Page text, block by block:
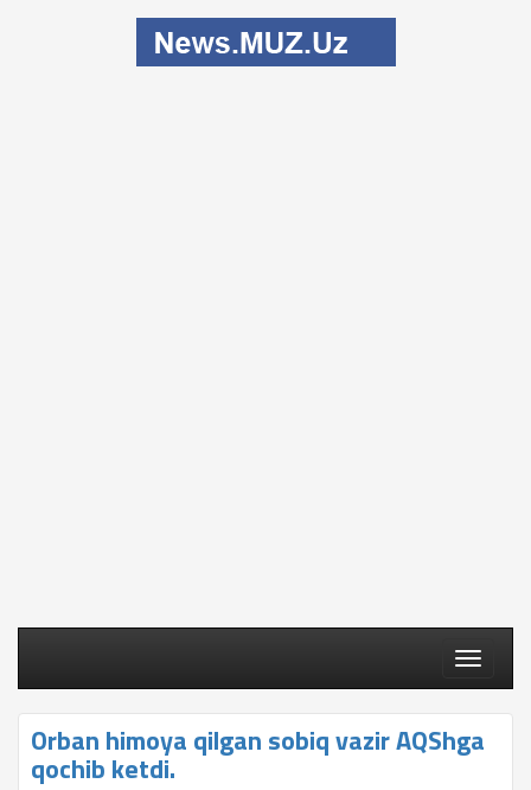
Toggle
Orban himoya qilgan sobiq vazir AQShga
qochib ketdi.